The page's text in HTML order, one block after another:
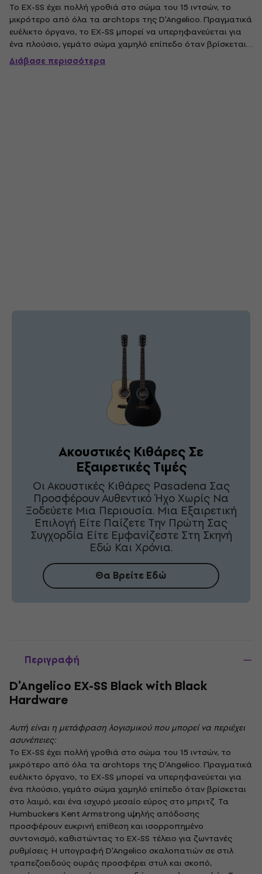
Το EX-SS έχει πολλή γροθιά στο σώμα του 15 ιντσών, το
μικρότερο από όλα τα archtops της D'Angelico. Πραγματικά
ευέλικτο όργανο, το EX-SS μπορεί να υπερηφανεύεται για
ένα πλούσιο, γεμάτο σώμα χαμηλό επίπεδο όταν βρίσκεται
στο λαιμό, και ένα ισχυρό μεσαίο εύρος στο μπριτζ. Τα
Humbuckers Kent Armstrong υψηλής απόδοσης
Διάβασε περισσότερα
Ακουστικές Κιθάρες Σε
Εξαιρετικές Τιμές
Οι Ακουστικές Κιθάρες Pasadena Σας
Προσφέρουν Αυθεντικό Ήχο Χωρίς Να
Ξοδεύετε Μια Περιουσία. Μια Εξαιρετική
Επιλογή Είτε Παίζετε Την Πρώτη Σας
Συγχορδία Είτε Εμφανίζεστε Στη Σκηνή
Εδώ Και Χρόνια.
Θα Βρείτε Εδώ
Περιγραφή
D'Angelico EX-SS Black with Black
Hardware
Αυτή είναι η μετάφραση λογισμικού που μπορεί να περιέχει
ασυνέπειες:
Το EX-SS έχει πολλή γροθιά στο σώμα του 15 ιντσών, το
μικρότερο από όλα τα archtops της D'Angelico. Πραγματικά
ευέλικτο όργανο, το EX-SS μπορεί να υπερηφανεύεται για
ένα πλούσιο, γεμάτο σώμα χαμηλό επίπεδο όταν βρίσκεται
στο λαιμό, και ένα ισχυρό μεσαίο εύρος στο μπριτζ. Τα
Humbuckers Kent Armstrong υψηλής απόδοσης
προσφέρουν ευκρινή επίθεση και ισορροπημένο
συντονισμό, καθιστώντας το EX-SS τέλειο για ζωντανές
ρυθμίσεις. Η υπογραφή D'Angelico σκαλοπατιών σε στιλ
τραπεζοειδούς ουράς προσφέρει στυλ και σκοπό,